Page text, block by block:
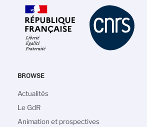
BROWSE
Main
navigation
Actualités
Le GdR
Animation et prospectives